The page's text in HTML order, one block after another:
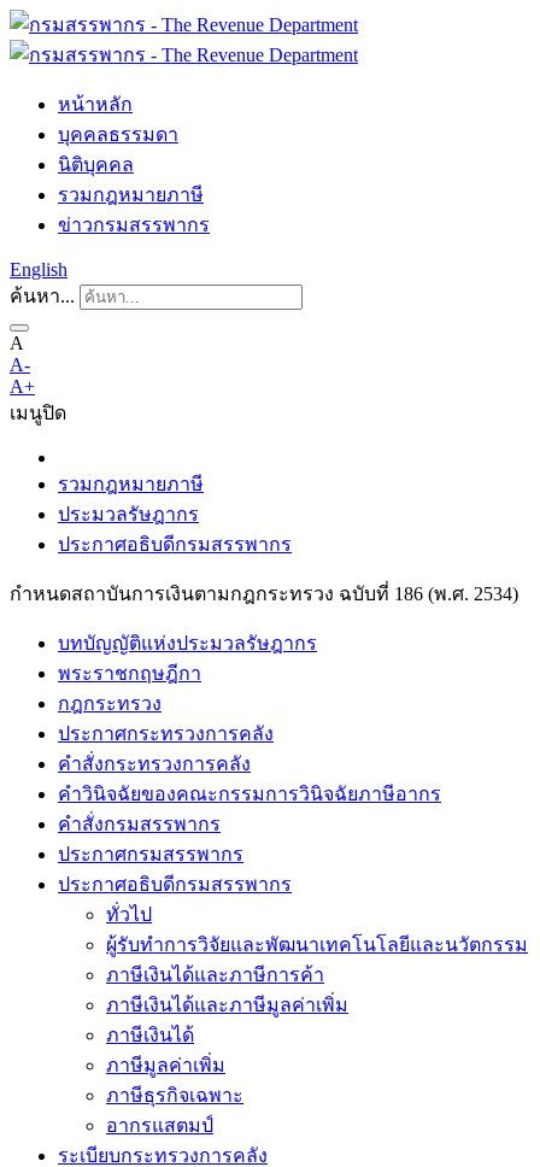
หน้าหลัก
บุคคลธรรมดา
นิติบุคคล
รวมกฎหมายภาษี
ข่าวกรมสรรพากร
English
ค้นหา...
A
A-
A+
เมนูปิด
รวมกฎหมายภาษี
ประมวลรัษฎากร
ประกาศอธิบดีกรมสรรพากร
กำหนดสถาบันการเงินตามกฎกระทรวง ฉบับที่ 186 (พ.ศ. 2534)
บทบัญญัติแห่งประมวลรัษฎากร
พระราชกฤษฎีกา
กฎกระทรวง
ประกาศกระทรวงการคลัง
คำสั่งกระทรวงการคลัง
คำวินิจฉัยของคณะกรรมการวินิจฉัยภาษีอากร
คำสั่งกรมสรรพากร
ประกาศกรมสรรพากร
ประกาศอธิบดีกรมสรรพากร
ทั่วไป
ผู้รับทำการวิจัยและพัฒนาเทคโนโลยีและนวัตกรรม
ภาษีเงินได้และภาษีการค้า
ภาษีเงินได้และภาษีมูลค่าเพิ่ม
ภาษีเงินได้
ภาษีมูลค่าเพิ่ม
ภาษีธุรกิจเฉพาะ
อากรแสตมป์
ระเบียบกระทรวงการคลัง